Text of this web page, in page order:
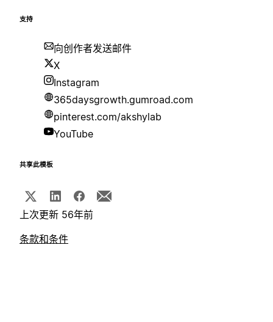
支持
向创作者发送邮件
X
Instagram
365daysgrowth.gumroad.com
pinterest.com/akshylab
YouTube
共享此模板
上次更新 56年前
条款和条件